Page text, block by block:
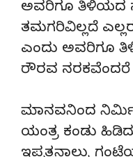
ಅವರಿಗೂ ತಿಳಿಯದ
ತಮಗರಿವಿಲ್ಲದೆ
ಎಂದು ಅವರಿಗೂ
ರೌರವ ನರಕವೆಂದರೆ
ಮಾನವನಿಂದ
ಯಂತ್ರ ಕಂಡು